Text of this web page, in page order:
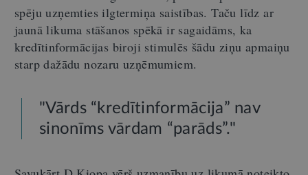
spēju uzņemties ilgtermiņa saistības. Taču līdz ar
jaunā likuma stāšanos spēkā ir sagaidāms, ka
kredītinformācijas biroji stimulēs šādu ziņu apmaiņu
starp dažādu nozaru uzņēmumiem.
"Vārds “kredītinformācija” nav
sinonīms vārdam “parāds”."